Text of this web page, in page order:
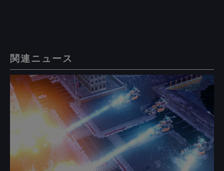
関連ニュース